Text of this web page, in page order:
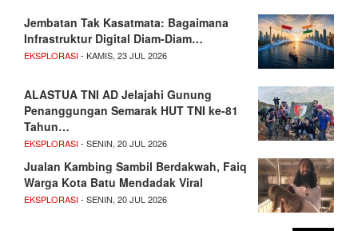
Jembatan Tak Kasatmata: Bagaimana
Infrastruktur Digital Diam-Diam…
EKSPLORASI- KAMIS, 23 JUL 2026
ALASTUA TNI AD Jelajahi Gunung
Penanggungan Semarak HUT TNI ke-81
Tahun…
EKSPLORASI- SENIN, 20 JUL 2026
Jualan Kambing Sambil Berdakwah, Faiq
Warga Kota Batu Mendadak Viral
EKSPLORASI- SENIN, 20 JUL 2026